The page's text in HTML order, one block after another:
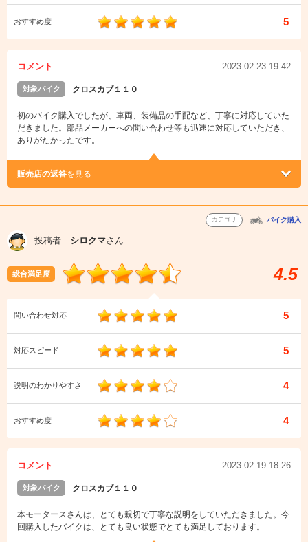
おすすめ度 5
コメント 2023.02.23 19:42
対象バイク クロスカブ１１０
初のバイク購入でしたが、車両、装備品の手配など、丁寧に対応していた
だきました。部品メーカーへの問い合わせ等も迅速に対応していただき、
ありがたかったです。
販売店の返答を見る
カテゴリ バイク購入
投稿者 シロクマさん
総合満足度 4.5
問い合わせ対応 5
対応スピード 5
説明のわかりやすさ 4
おすすめ度 4
コメント 2023.02.19 18:26
対象バイク クロスカブ１１０
本モータースさんは、とても親切で丁寧な説明をしていただきました。今
回購入したバイクは、とても良い状態でとても満足しております。